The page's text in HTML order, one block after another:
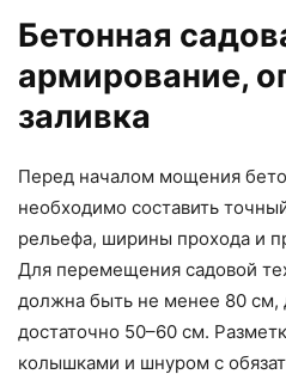
Бетонная
армирование,
заливка
Перед началом мощения
необходимо составить
рельефа, ширины прохода и
Для перемещения садовой
должна быть не менее 80 см,
достаточно 50–60 см.
колышками и шнуром с